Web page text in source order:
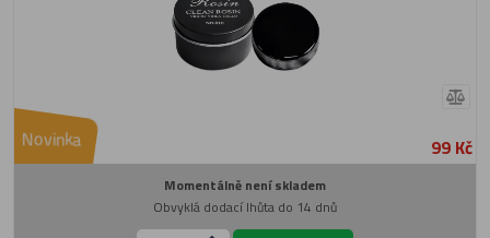
Novinka 99 Kč
Momentálně není skladem
Obvyklá dodací lhůta do 14 dnů